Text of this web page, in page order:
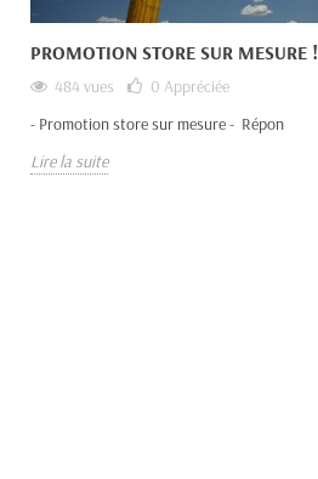
PROMOTION STORE SUR MESURE !
484 vues 0 Appréciée
- Promotion store sur mesure - Répon
Lire la suite